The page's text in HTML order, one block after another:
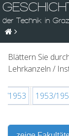
der Technik in Graz
Blättern Sie
Lehrkanzeln /
1953 1953/